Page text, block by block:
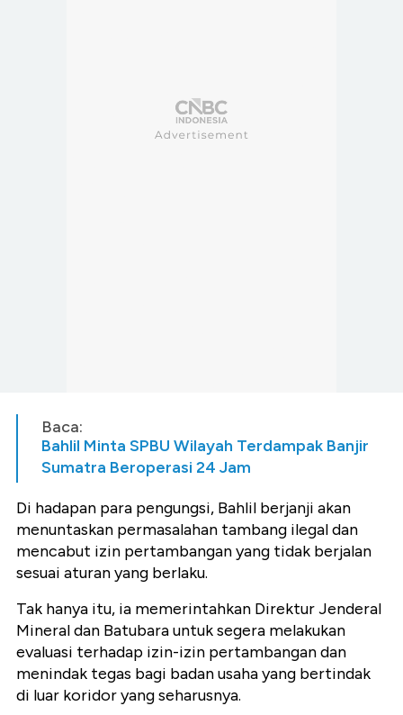
Baca:
Bahlil Minta SPBU Wilayah Terdampak Banjir
Sumatra Beroperasi 24 Jam
Di hadapan para pengungsi, Bahlil berjanji akan
menuntaskan permasalahan tambang ilegal dan
mencabut izin pertambangan yang tidak berjalan
sesuai aturan yang berlaku.
Tak hanya itu, ia memerintahkan Direktur Jenderal
Mineral dan Batubara untuk segera melakukan
evaluasi terhadap izin-izin pertambangan dan
menindak tegas bagi badan usaha yang bertindak
di luar koridor yang seharusnya.